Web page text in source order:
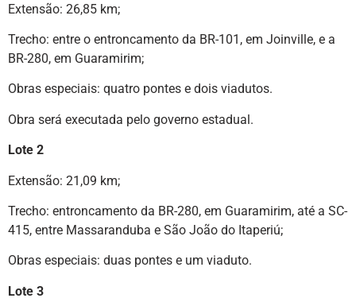
Extensão: 26,85 km;
Trecho: entre o entroncamento da BR-101, em Joinville, e a
BR-280, em Guaramirim;
Obras especiais: quatro pontes e dois viadutos.
Obra será executada pelo governo estadual.
Lote 2
Extensão: 21,09 km;
Trecho: entroncamento da BR-280, em Guaramirim, até a SC-
415, entre Massaranduba e São João do Itaperiú;
Obras especiais: duas pontes e um viaduto.
Lote 3